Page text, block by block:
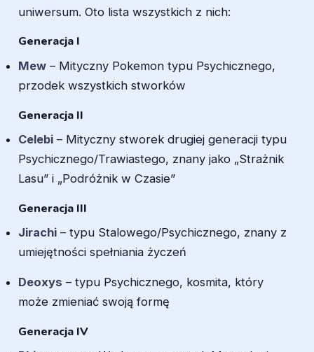
uniwersum. Oto lista wszystkich z nich:
Generacja I
Mew – Mityczny Pokemon typu Psychicznego,
przodek wszystkich stworków
Generacja II
Celebi – Mityczny stworek drugiej generacji typu
Psychicznego/Trawiastego, znany jako „Strażnik
Lasu” i „Podróżnik w Czasie”
Generacja III
Jirachi – typu Stalowego/Psychicznego, znany z
umiejętności spełniania życzeń
Deoxys – typu Psychicznego, kosmita, który
może zmieniać swoją formę
Generacja IV